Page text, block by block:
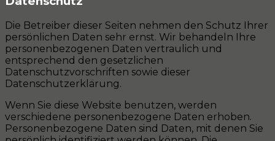
Die Betreiber dieser Seiten nehmen den Schutz Ihrer
persönlichen Daten sehr ernst. Wir behandeln Ihre
personenbezogenen Daten vertraulich und
entsprechend den gesetzlichen
Datenschutzvorschriften sowie dieser
Datenschutzerklärung.
Wenn Sie diese Website benutzen, werden
verschiedene personenbezogene Daten erhoben.
Personenbezogene Daten sind Daten, mit denen Sie